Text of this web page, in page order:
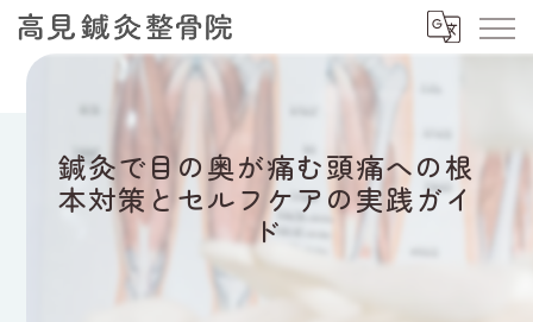
鍼灸で目の奥が痛む頭痛への根
本対策とセルフケアの実践ガイ
ド